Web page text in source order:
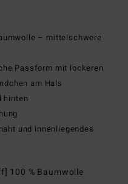
– mittelschwere
Passform mit lockeren
am Hals
hinten
und innenliegendes
100 % Baumwolle